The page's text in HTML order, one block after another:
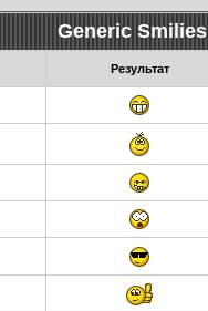
Generic Smilies
Результат